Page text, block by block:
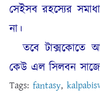
সেইসব রহস্যের
না।
তবে টাক্সকোতে
কেউ এল সিলবন
Tags: fantasy,